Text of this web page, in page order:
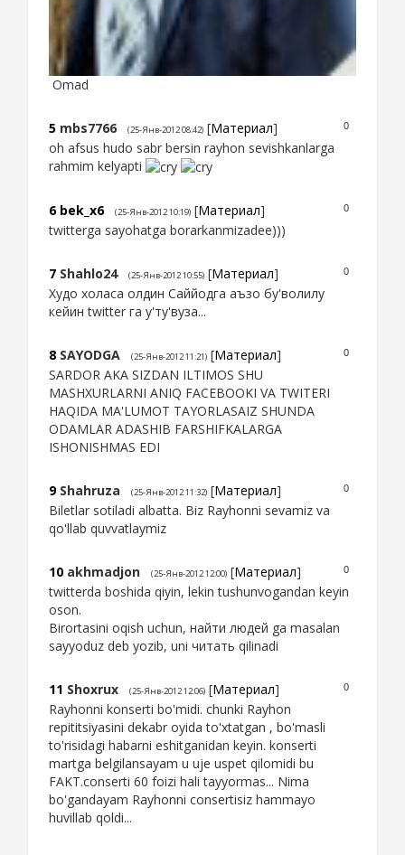
Omad
0
5 mbs7766 (25-Янв-2012 08:42) [Материал]
oh afsus hudo sabr bersin rayhon sevishkanlarga
rahmim kelyapti
0
6 bek_x6 (25-Янв-2012 10:19) [Материал]
twitterga sayohatga borarkanmizadee)))
0
7 Shahlo24 (25-Янв-2012 10:55) [Материал]
Худо холаса олдин Саййодга аъзо бу'волилу
кейин twitter га у'ту'вуза...
0
8 SAYODGA (25-Янв-2012 11:21) [Материал]
SARDOR AKA SIZDAN ILTIMOS SHU
MASHXURLARNI ANIQ FACEBOOKI VA TWITERI
HAQIDA MA'LUMOT TAYORLASAIZ SHUNDA
ODAMLAR ADASHIB FARSHIFKALARGA
ISHONISHMAS EDI
0
9 Shahruza (25-Янв-2012 11:32) [Материал]
Biletlar sotiladi albatta. Biz Rayhonni sevamiz va
qo'llab quvvatlaymiz
0
10 akhmadjon (25-Янв-2012 12:00) [Материал]
twitterda boshida qiyin, lekin tushunvogandan keyin
oson.
Birortasini oqish uchun, нaйти людeй ga masalan
sayyoduz deb yozib, uni читaть qilinadi
0
11 Shoxrux (25-Янв-2012 12:06) [Материал]
Rayhonni konserti bo'midi. chunki Rayhon
repititsiyasini dekabr oyida to'xtatgan , bo'masli
to'risidagi habarni eshitganidan keyin. konserti
martga belgilansayam u uje uspet qilomidi bu
FAKT.conserti 60 foizi hali tayyormas... Nima
bo'gandayam Rayhonni consertisiz hammayo
huvillab qoldi...